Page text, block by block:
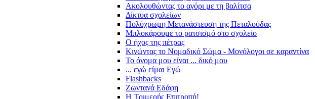
Ακολουθώντας το αγόρι με τη βαλίτσα
Δίκτυα σχολείων
Πολύχρωμη Μετανάστευση της Πεταλούδας
Μπλοκάρουμε το ρατσισμό στο σχολείο
Ο ήχος της πέτρας
Κινώντας το Νομαδικό Σώμα - Μονόλογοι σε καραντίνα
Το όνομα μου είναι ... δικό μου
... εγώ είμαι Εγώ
Flashbacks
Ζωντανά Εδάφη
Η Τριμερής Επιτροπή!